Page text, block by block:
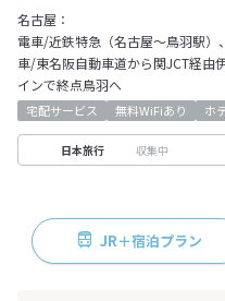
名古屋：
電車/近鉄特急（名古屋～鳥羽駅
車/東名阪自動車道から関JCT経由
インで終点鳥羽へ
宅配サービス 無料WiFiあり ホ
日本旅行 収集中
JR＋宿泊プラン